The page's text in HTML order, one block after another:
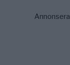
Annonsera